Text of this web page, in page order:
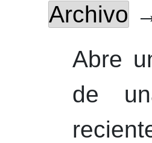
Archivo
Abre
de